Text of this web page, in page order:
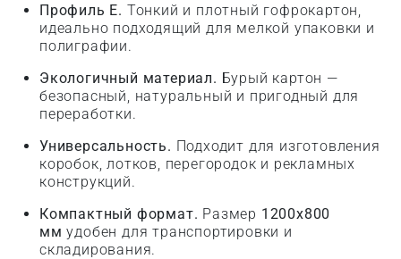
Профиль E. Тонкий и плотный гофрокартон,
идеально подходящий для мелкой упаковки и
полиграфии.
Экологичный материал. Бурый картон —
безопасный, натуральный и пригодный для
переработки.
Универсальность. Подходит для изготовления
коробок, лотков, перегородок и рекламных
конструкций.
Компактный формат. Размер 1200x800
мм удобен для транспортировки и
складирования.